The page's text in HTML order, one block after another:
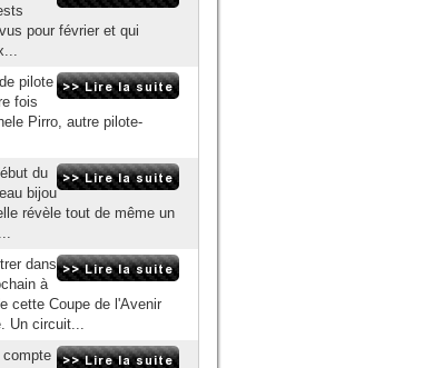
pour février et qui
pilote
fois
Pirro, autre pilote-
du
bijou
révèle tout de même un
dans
à
cette Coupe de l'Avenir
Un circuit...
compte